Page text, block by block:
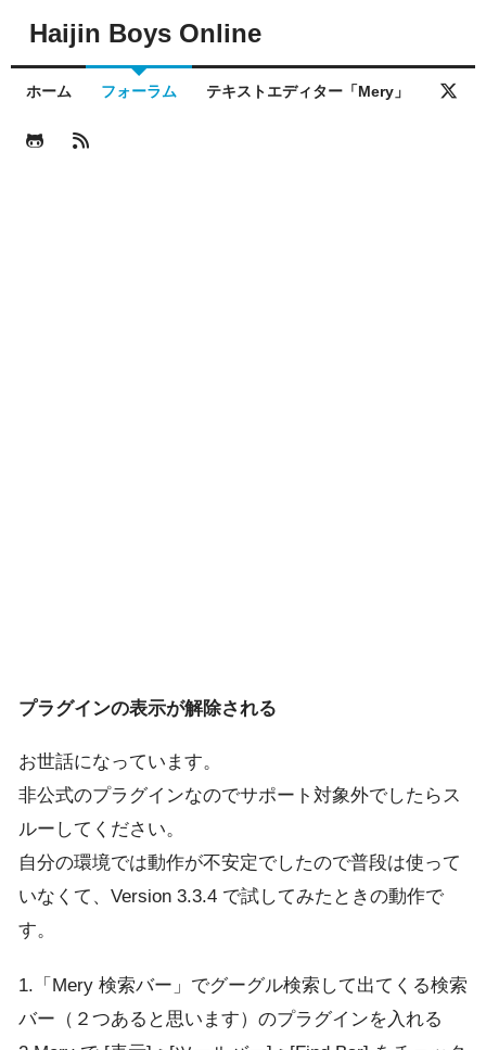
Haijin Boys Online
ホーム フォーラム テキストエディター「Mery」
プラグインの表示が解除される
お世話になっています。
非公式のプラグインなのでサポート対象外でしたらス
ルーしてください。
自分の環境では動作が不安定でしたので普段は使って
いなくて、Version 3.3.4 で試してみたときの動作で
す。
1.「Mery 検索バー」でグーグル検索して出てくる検索
バー（２つあると思います）のプラグインを入れる